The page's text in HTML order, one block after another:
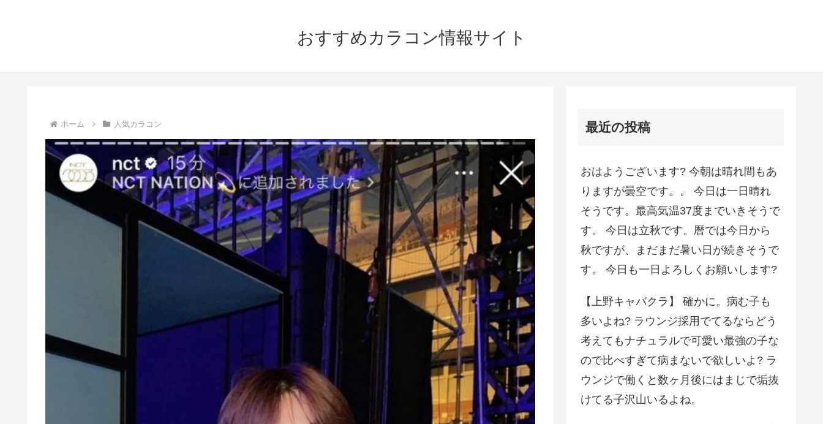
おすすめカラコン情報サイト
ホーム 人気カラコン 最近の投稿
おはようございます? 今朝は晴れ間もあ
りますが曇空です。。 今日は一日晴れ
そうです。最高気温37度までいきそうで
す。 今日は立秋です。暦では今日から
秋ですが、まだまだ暑い日が続きそうで
す。 今日も一日よろしくお願いします?
【上野キャバクラ】 確かに。病む子も
多いよね? ラウンジ採用でてるならどう
考えてもナチュラルで可愛い最強の子な
ので比べすぎて病まないで欲しいよ? ラ
ウンジで働くと数ヶ月後にはまじで垢抜
けてる子沢山いるよね。